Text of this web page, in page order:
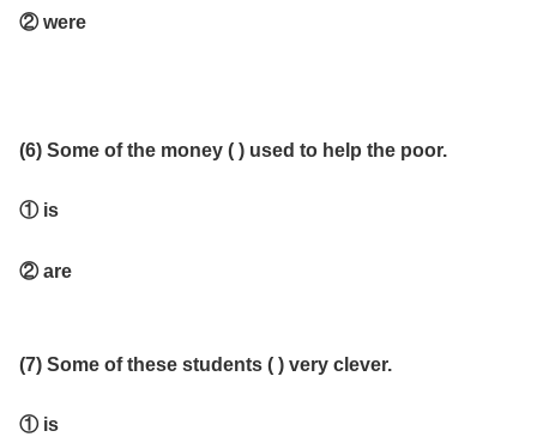
② were
(6) Some of the money ( ) used to help the poor.
① is
② are
(7) Some of these students ( ) very clever.
① is